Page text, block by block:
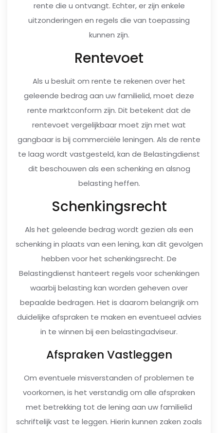
rente die u ontvangt. Echter, er zijn enkele
uitzonderingen en regels die van toepassing
kunnen zijn.
Rentevoet
Als u besluit om rente te rekenen over het
geleende bedrag aan uw familielid, moet deze
rente marktconform zijn. Dit betekent dat de
rentevoet vergelijkbaar moet zijn met wat
gangbaar is bij commerciële leningen. Als de rente
te laag wordt vastgesteld, kan de Belastingdienst
dit beschouwen als een schenking en alsnog
belasting heffen.
Schenkingsrecht
Als het geleende bedrag wordt gezien als een
schenking in plaats van een lening, kan dit gevolgen
hebben voor het schenkingsrecht. De
Belastingdienst hanteert regels voor schenkingen
waarbij belasting kan worden geheven over
bepaalde bedragen. Het is daarom belangrijk om
duidelijke afspraken te maken en eventueel advies
in te winnen bij een belastingadviseur.
Afspraken Vastleggen
Om eventuele misverstanden of problemen te
voorkomen, is het verstandig om alle afspraken
met betrekking tot de lening aan uw familielid
schriftelijk vast te leggen. Hierin kunnen zaken zoals